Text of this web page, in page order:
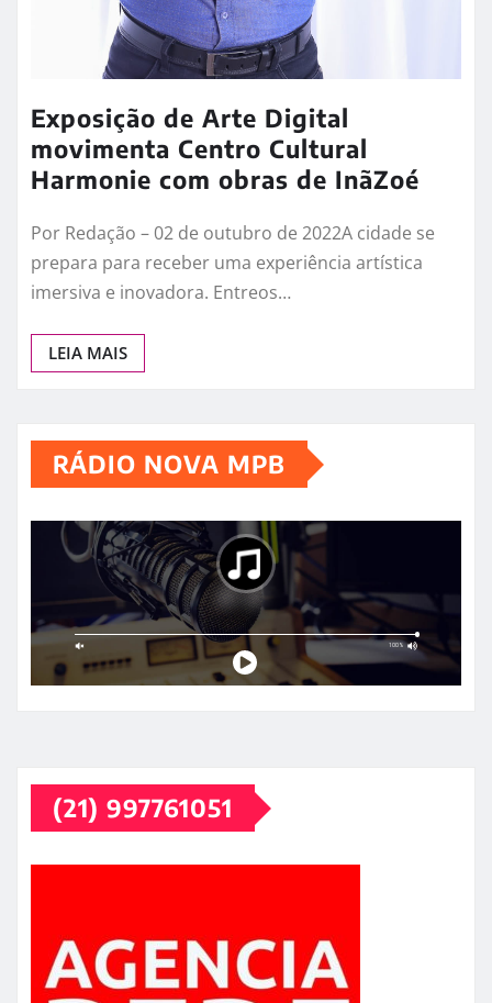
Exposição de Arte Digital
movimenta Centro Cultural
Harmonie com obras de InãZoé
Por Redação – 02 de outubro de 2022A cidade se
prepara para receber uma experiência artística
imersiva e inovadora. Entreos…
LEIA MAIS
RÁDIO NOVA MPB
(21) 997761051